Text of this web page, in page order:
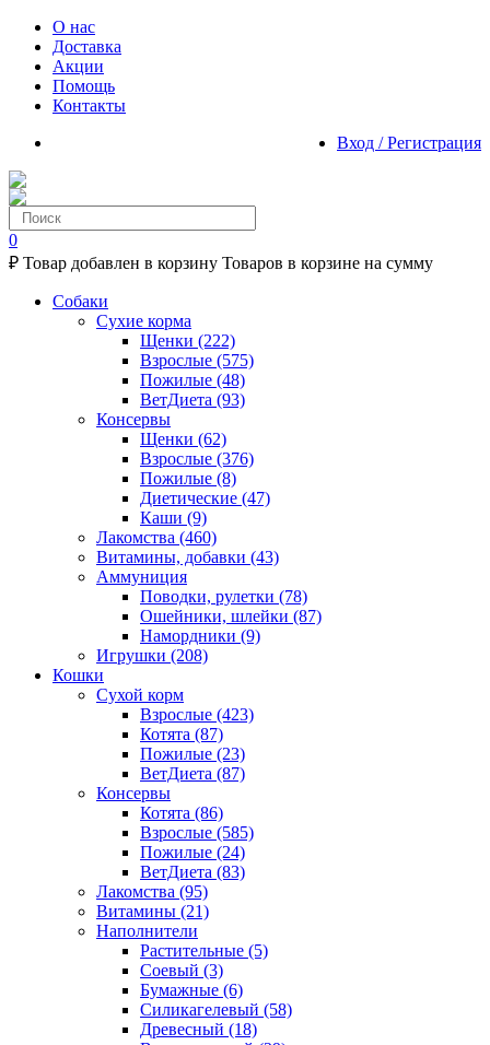
О нас
Доставка
Акции
Помощь
Контакты
Вход / Регистрация
0
₽ Товар добавлен в корзину Товаров в корзине на сумму
Собаки
Сухие корма
Щенки (222)
Взрослые (575)
Пожилые (48)
ВетДиета (93)
Консервы
Щенки (62)
Взрослые (376)
Пожилые (8)
Диетические (47)
Каши (9)
Лакомства (460)
Витамины, добавки (43)
Аммуниция
Поводки, рулетки (78)
Ошейники, шлейки (87)
Намордники (9)
Игрушки (208)
Кошки
Сухой корм
Взрослые (423)
Котята (87)
Пожилые (23)
ВетДиета (87)
Консервы
Котята (86)
Взрослые (585)
Пожилые (24)
ВетДиета (83)
Лакомства (95)
Витамины (21)
Наполнители
Растительные (5)
Соевый (3)
Бумажные (6)
Силикагелевый (58)
Древесный (18)